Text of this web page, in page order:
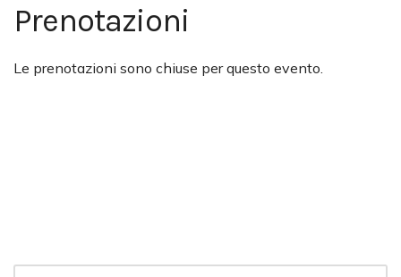
Prenotazioni
Le prenotazioni sono chiuse per questo evento.